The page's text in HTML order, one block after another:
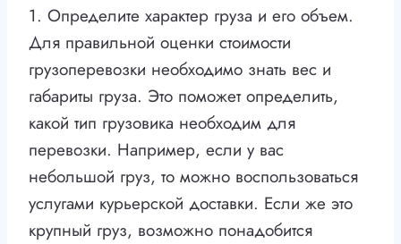
1. Определите характер груза и его объем.
Для правильной оценки стоимости
грузоперевозки необходимо знать вес и
габариты груза. Это поможет определить,
какой тип грузовика необходим для
перевозки. Например, если у вас
небольшой груз, то можно воспользоваться
услугами курьерской доставки. Если же это
крупный груз, возможно понадобится